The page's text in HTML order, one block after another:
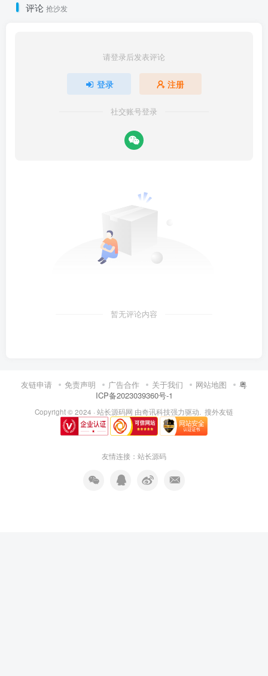
评论 抢沙发
请登录后发表评论
登录 注册
社交账号登录
暂无评论内容
友链申请 免责声明 广告合作 关于我们 网站地图
粤
ICP备2023039360号-1
Copyright © 2024 · 站长源码网 由奇讯科技强力驱动. 搜外友链
友情连接： 站长源码